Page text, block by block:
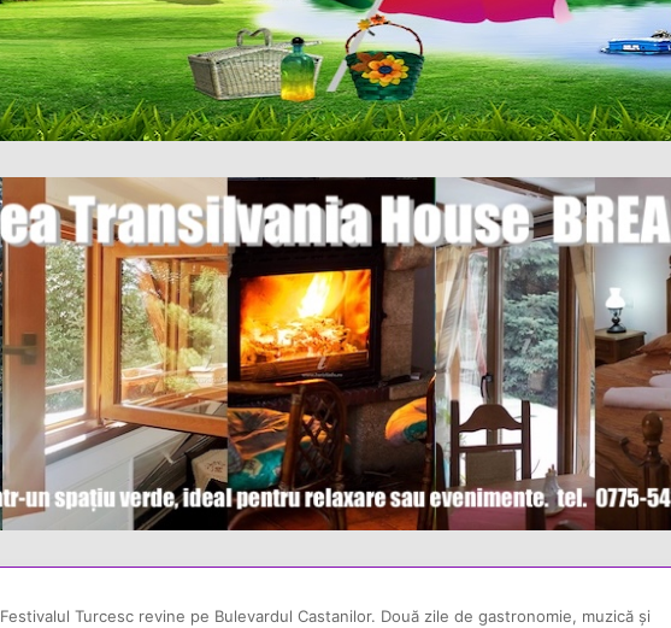
Festivalul Turcesc revine pe Bulevardul Castanilor. Două zile de gastronomie, muzică și